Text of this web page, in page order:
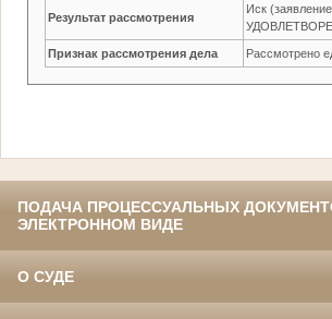
Результат рассмотрения
Иск
Признак рассмотрения дела Рассмотрено
ПОДАЧА ПРОЦЕССУАЛЬНЫХ
ЭЛЕКТРОННОМ ВИДЕ
О СУДЕ